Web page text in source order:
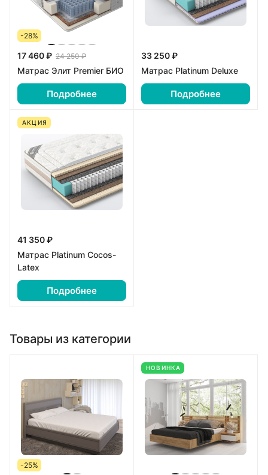
-28%
17 460 ₽ 24 250 ₽
Матрас Элит Premier БИО
Подробнее
33 250 ₽
Матрас Platinum Deluxe
Подробнее
АКЦИЯ
41 350 ₽
Матрас Platinum Cocos-
Latex
Подробнее
Товары из категории
-25%
НОВИНКА